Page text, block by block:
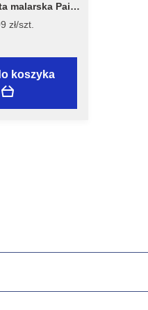
malarska Paint
Flügger
zł/szt.
koszyka